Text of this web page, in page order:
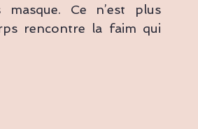
Ce n’est plus
rencontre la faim qui